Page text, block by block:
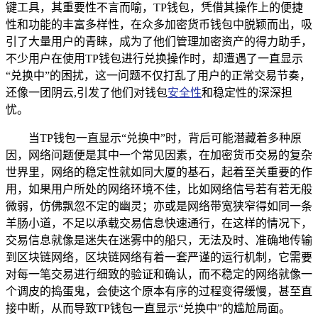
键工具，其重要性不言而喻，TP钱包，凭借其操作上的便捷
性和功能的丰富多样性，在众多加密货币钱包中脱颖而出，吸
引了大量用户的青睐，成为了他们管理加密资产的得力助手，
不少用户在使用TP钱包进行兑换操作时，却遭遇了一直显示
“兑换中”的困扰，这一问题不仅打乱了用户的正常交易节奏，
还像一团阴云,引发了他们对钱包安全性和稳定性的深深担
忧。
当TP钱包一直显示“兑换中”时，背后可能潜藏着多种原
因，网络问题便是其中一个常见因素，在加密货币交易的复杂
世界里，网络的稳定性就如同大厦的基石，起着至关重要的作
用，如果用户所处的网络环境不佳，比如网络信号若有若无般
微弱，仿佛飘忽不定的幽灵；亦或是网络带宽狭窄得如同一条
羊肠小道，不足以承载交易信息快速通行，在这样的情况下，
交易信息就像是迷失在迷雾中的船只，无法及时、准确地传输
到区块链网络，区块链网络有着一套严谨的运行机制，它需要
对每一笔交易进行细致的验证和确认，而不稳定的网络就像一
个调皮的捣蛋鬼，会使这个原本有序的过程变得缓慢，甚至直
接中断，从而导致TP钱包一直显示“兑换中”的尴尬局面。